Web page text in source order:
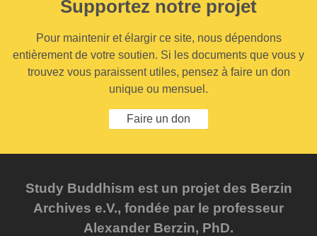
Supportez notre projet
Pour maintenir et élargir ce site, nous dépendons
entièrement de votre soutien. Si les documents que vous y
trouvez vous paraissent utiles, pensez à faire un don
unique ou mensuel.
Faire un don
Study Buddhism est un projet des Berzin
Archives e.V., fondée par le professeur
Alexander Berzin, PhD.